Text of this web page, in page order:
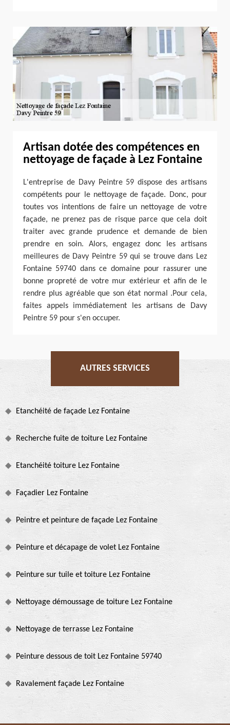
Artisan dotée des compétences en
nettoyage de façade à Lez Fontaine
L'entreprise de Davy Peintre 59 dispose des artisans
compétents pour le nettoyage de façade. Donc, pour
toutes vos intentions de faire un nettoyage de votre
façade, ne prenez pas de risque parce que cela doit
traiter avec grande prudence et demande de bien
prendre en soin. Alors, engagez donc les artisans
meilleures de Davy Peintre 59 qui se trouve dans Lez
Fontaine 59740 dans ce domaine pour rassurer une
bonne propreté de votre mur extérieur et afin de le
rendre plus agréable que son état normal .Pour cela,
faites appels immédiatement les artisans de Davy
Peintre 59 pour s'en occuper.
AUTRES SERVICES
Etanchéité de façade Lez Fontaine
Recherche fuite de toiture Lez Fontaine
Etanchéité toiture Lez Fontaine
Façadier Lez Fontaine
Peintre et peinture de façade Lez Fontaine
Peinture et décapage de volet Lez Fontaine
Peinture sur tuile et toiture Lez Fontaine
Nettoyage démoussage de toiture Lez Fontaine
Nettoyage de terrasse Lez Fontaine
Peinture dessous de toit Lez Fontaine 59740
Ravalement façade Lez Fontaine